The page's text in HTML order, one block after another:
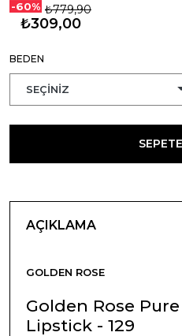
-60% ₺779,90
₺309,00
BEDEN
AÇIKLAMA
GOLDEN ROSE
Golden Rose
Lipstick - 129